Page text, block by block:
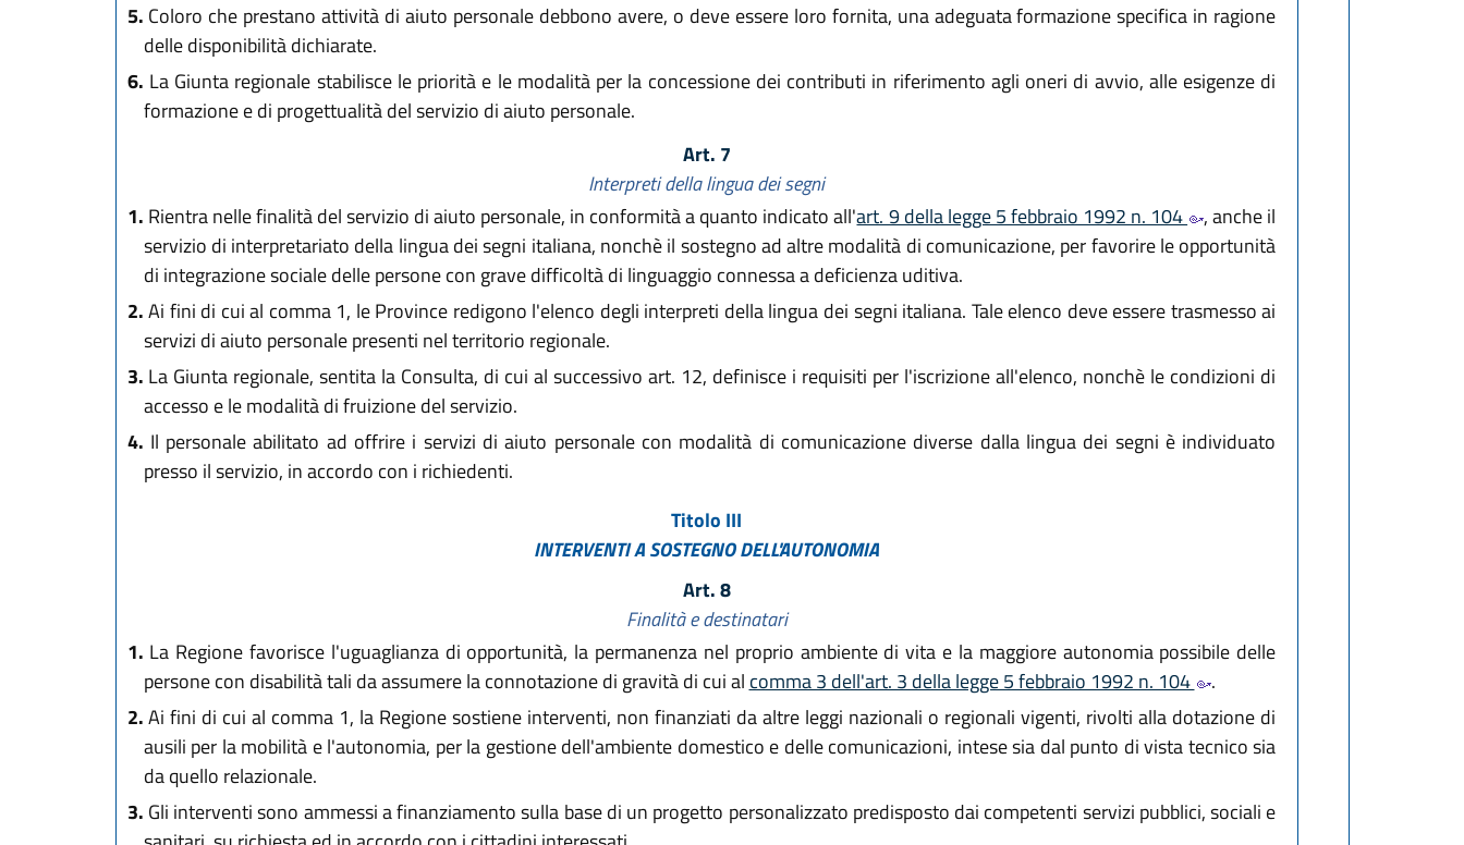
5. Coloro che prestano attività di aiuto personale debbono avere, o deve essere loro fornita, una adeguata formazione specifica in ragione
delle disponibilità dichiarate.
6. La Giunta regionale stabilisce le priorità e le modalità per la concessione dei contributi in riferimento agli oneri di avvio, alle esigenze di
formazione e di progettualità del servizio di aiuto personale.
Art. 7
Interpreti della lingua dei segni
1. Rientra nelle finalità del servizio di aiuto personale, in conformità a quanto indicato all'art. 9 della legge 5 febbraio 1992 n. 104
, anche il
servizio di interpretariato della lingua dei segni italiana, nonchè il sostegno ad altre modalità di comunicazione, per favorire le opportunità
di integrazione sociale delle persone con grave difficoltà di linguaggio connessa a deficienza uditiva.
2.Ai fini di cui al comma 1, le Province redigono l'elenco degli interpreti della lingua dei segni italiana. Tale elenco deve essere trasmesso ai
servizi di aiuto personale presenti nel territorio regionale.
3. La Giunta regionale, sentita la Consulta, di cui al successivo art. 12, definisce i requisiti per l'iscrizione all'elenco, nonchè le condizioni di
accesso e le modalità di fruizione del servizio.
4. Il personale abilitato ad offrire i servizi di aiuto personale con modalità di comunicazione diverse dalla lingua dei segni è individuato
presso il servizio, in accordo con i richiedenti.
Titolo III
INTERVENTI A SOSTEGNO DELL'AUTONOMIA
Art. 8
Finalità e destinatari
1. La Regione favorisce l'uguaglianza di opportunità, la permanenza nel proprio ambiente di vita e la maggiore autonomia possibile delle
persone con disabilità tali da assumere la connotazione di gravità di cui al comma 3 dell'art. 3 della legge 5 febbraio 1992 n. 104
.
2.Ai fini di cui al comma 1, la Regione sostiene interventi, non finanziati da altre leggi nazionali o regionali vigenti, rivolti alla dotazione di
ausili per la mobilità e l'autonomia, per la gestione dell'ambiente domestico e delle comunicazioni, intese sia dal punto di vista tecnico sia
da quello relazionale.
3. Gli interventi sono ammessi a finanziamento sulla base di un progetto personalizzato predisposto dai competenti servizi pubblici, sociali e